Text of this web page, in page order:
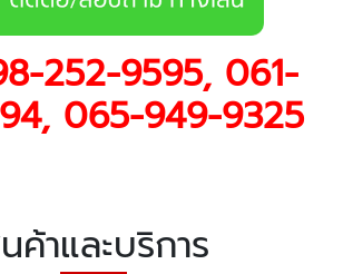
252-9595, 061-
, 065-949-9325
ค้าและบริการ